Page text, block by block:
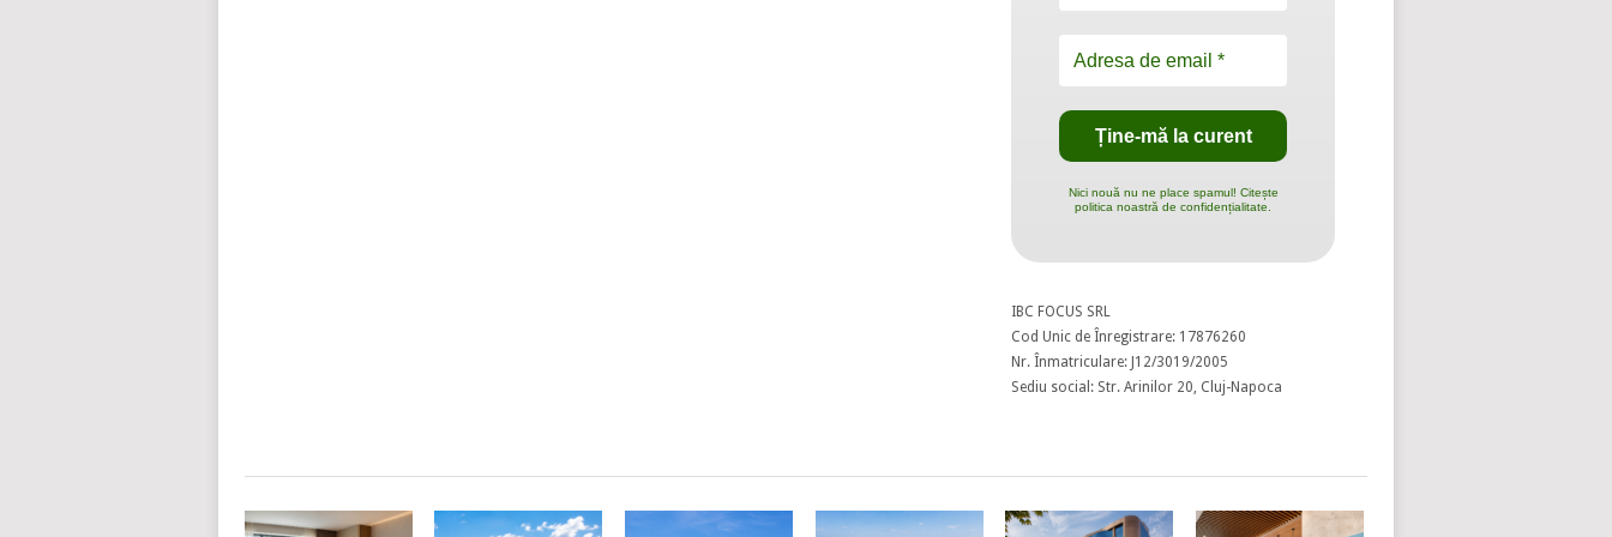
Nici nouă nu ne place spamul! Citește
politica noastră de confidențialitate.
IBC FOCUS SRL
Cod Unic de Înregistrare: 17876260
Nr. Înmatriculare: J12/3019/2005
Sediu social: Str. Arinilor 20, Cluj-Napoca